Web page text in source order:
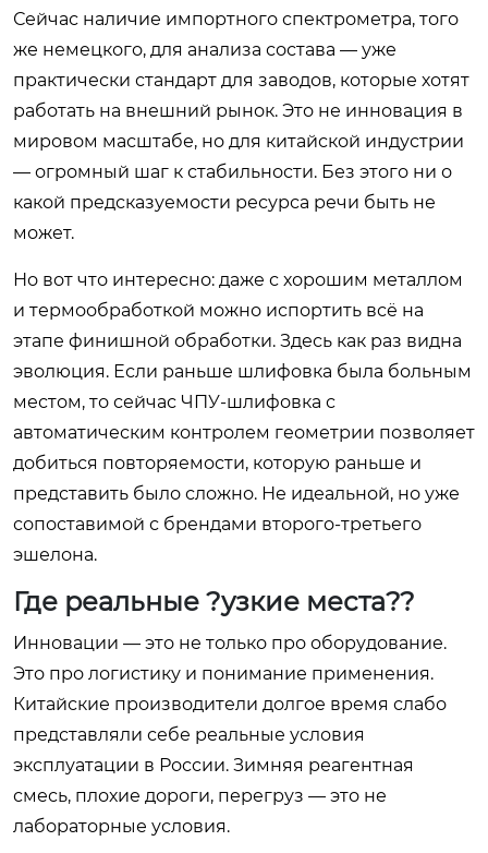
Сейчас наличие импортного спектрометра, того
же немецкого, для анализа состава — уже
практически стандарт для заводов, которые хотят
работать на внешний рынок. Это не инновация в
мировом масштабе, но для китайской индустрии
— огромный шаг к стабильности. Без этого ни о
какой предсказуемости ресурса речи быть не
может.
Но вот что интересно: даже с хорошим металлом
и термообработкой можно испортить всё на
этапе финишной обработки. Здесь как раз видна
эволюция. Если раньше шлифовка была больным
местом, то сейчас ЧПУ-шлифовка с
автоматическим контролем геометрии позволяет
добиться повторяемости, которую раньше и
представить было сложно. Не идеальной, но уже
сопоставимой с брендами второго-третьего
эшелона.
Где реальные ?узкие места??
Инновации — это не только про оборудование.
Это про логистику и понимание применения.
Китайские производители долгое время слабо
представляли себе реальные условия
эксплуатации в России. Зимняя реагентная
смесь, плохие дороги, перегруз — это не
лабораторные условия.